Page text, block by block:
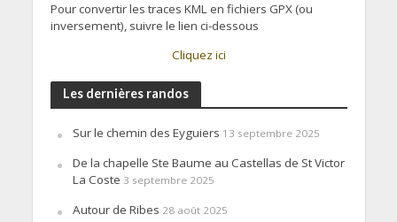
Pour convertir les traces KML en fichiers GPX (ou
inversement), suivre le lien ci-dessous
Cliquez ici
Les dernières randos
Sur le chemin des Eyguiers 13 septembre 2025
De la chapelle Ste Baume au Castellas de St Victor
La Coste 3 septembre 2025
Autour de Ribes 28 août 2025